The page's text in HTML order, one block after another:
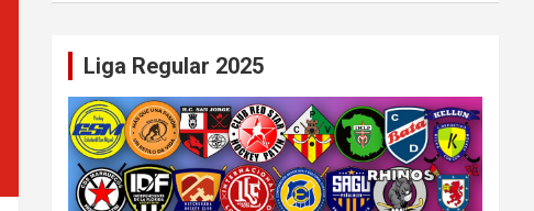
Liga Regular 2025